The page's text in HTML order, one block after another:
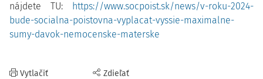
nájdete TU: https://www.socpoist.sk/news/v-roku-2024-
bude-socialna-poistovna-vyplacat-vyssie-maximalne-
sumy-davok-nemocenske-materske
Vytlačiť Zdieľať